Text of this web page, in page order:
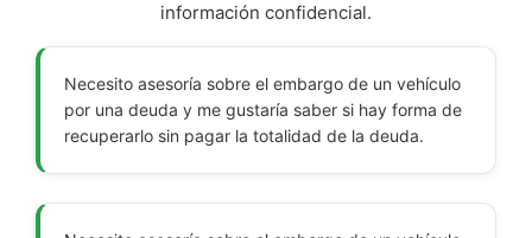
información confidencial.
Necesito asesoría sobre el embargo de un vehículo
por una deuda y me gustaría saber si hay forma de
recuperarlo sin pagar la totalidad de la deuda.